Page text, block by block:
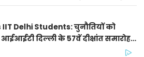
Delhi Students: चुनौतियों को
दिल्ली के 57वें दीक्षांत समारोह
मंत्र